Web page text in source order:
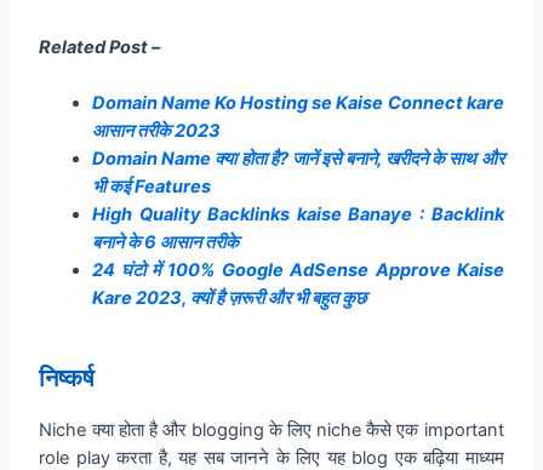
Related Post –
Domain Name Ko Hosting se Kaise Connect kare
आसान तरीके 2023
Domain Name क्या होता है? जानें इसे बनाने, खरीदने के साथ और
भी कई Features
High Quality Backlinks kaise Banaye : Backlink
बनाने के 6 आसान तरीके
24 घंटो में 100% Google AdSense Approve Kaise
Kare 2023, क्यों है ज़रूरी और भी बहुत कुछ
निष्कर्ष
Niche क्या होता है और blogging के लिए niche कैसे एक important
role play करता है, यह सब जानने के लिए यह blog एक बढ़िया माध्यम